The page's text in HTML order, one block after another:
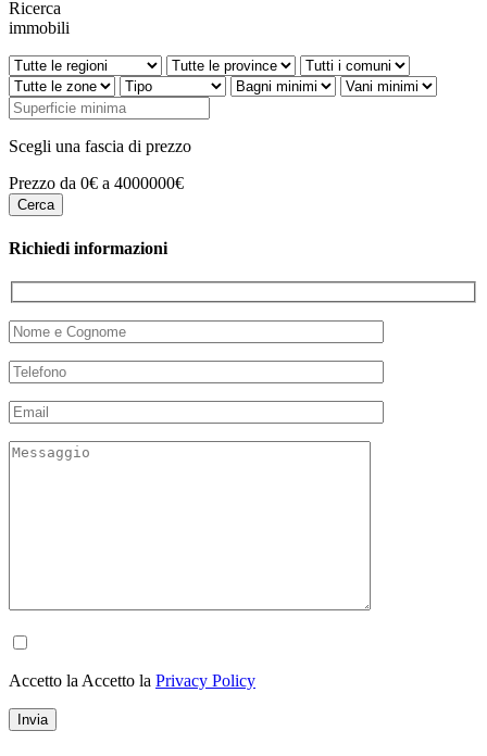
Ricerca
immobili
Scegli una fascia di prezzo
Prezzo da 0€ a 4000000€
Richiedi informazioni
Accetto la Accetto la Privacy Policy